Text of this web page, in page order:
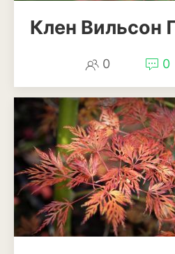
Хурма
Яблоня
Пряные и лекарственные
растения
Базилик
Душица
Кинза или кориандр
Клен Вильсон
0 0